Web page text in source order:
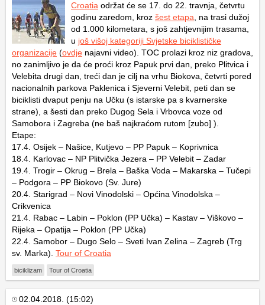
Croatia održat će se 17. do 22. travnja, četvrtu
godinu zaredom, kroz šest etapa , na trasi dužoj
od 1.000 kilometara, s još zahtjevnijim trasama,
u još višoj kategoriji Svjetske biciklističke
organizacije (ovdje najavni video). TOC prolazi kroz niz gradova,
no zanimljivo je da će proći kroz Papuk prvi dan, preko Plitvica i
Velebita drugi dan, treći dan je cilj na vrhu Biokova, četvrti pored
nacionalnih parkova Paklenica i Sjeverni Velebit, peti dan se
biciklisti dvaput penju na Učku (s istarske pa s kvarnerske
strane), a šesti dan preko Dugog Sela i Vrbovca voze od
Samobora i Zagreba (ne baš najkraćom rutom [zubo] ).
Etape:
17.4. Osijek – Našice, Kutjevo – PP Papuk – Koprivnica
18.4. Karlovac – NP Plitvička Jezera – PP Velebit – Zadar
19.4. Trogir – Okrug – Brela – Baška Voda – Makarska – Tučepi
– Podgora – PP Biokovo (Sv. Jure)
20.4. Starigrad – Novi Vinodolski – Općina Vinodolska –
Crikvenica
21.4. Rabac – Labin – Poklon (PP Učka) – Kastav – Viškovo –
Rijeka – Opatija – Poklon (PP Učka)
22.4. Samobor – Dugo Selo – Sveti Ivan Zelina – Zagreb (Trg
sv. Marka). Tour of Croatia
biciklizam Tour of Croatia
02.04.2018. (15:02)